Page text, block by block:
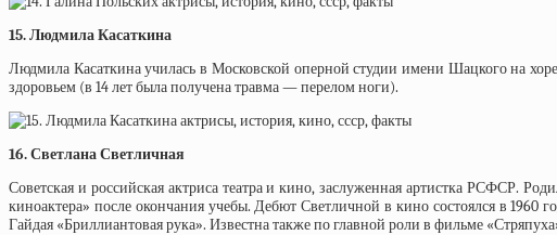
15. Людмила Касаткина
Людмила Касаткина училась в Московской оперной студии имени Шацкого на
здоровьем (в 14 лет была получена травма — перелом ноги).
16. Светлана Светличная
Советская и российская актриса театра и кино, заслуженная артистка РСФСР.
киноактера» после окончания учебы. Дебют Светличной в кино состоялся в
Гайдая «Бриллиантовая рука». Известна также по главной роли в фильме